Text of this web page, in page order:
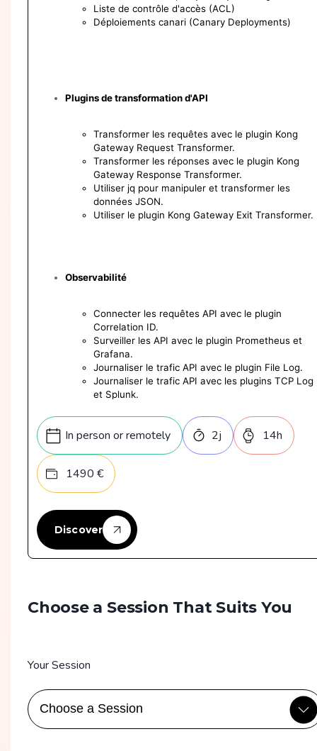
Liste de contrôle d'accès (ACL)
Déploiements canari (Canary Deployments)
Plugins de transformation d'API
Transformer les requêtes avec le plugin Kong
Gateway Request Transformer.
Transformer les réponses avec le plugin Kong
Gateway Response Transformer.
Utiliser jq pour manipuler et transformer les
données JSON.
Utiliser le plugin Kong Gateway Exit Transformer.
Observabilité
Connecter les requêtes API avec le plugin
Correlation ID.
Surveiller les API avec le plugin Prometheus et
Grafana.
Journaliser le trafic API avec le plugin File Log.
Journaliser le trafic API avec les plugins TCP Log
et Splunk.
In person or remotely 2j 14h
1490 €
Discover
Choose a Session That Suits You
Your Session